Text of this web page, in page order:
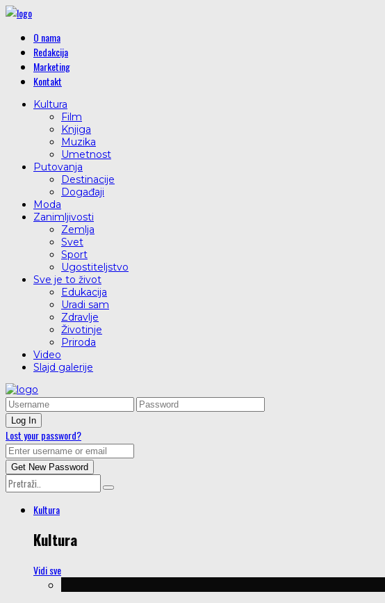
O nama
Redakcija
Marketing
Kontakt
Kultura
Film
Knjiga
Muzika
Umetnost
Putovanja
Destinacije
Događaji
Moda
Zanimljivosti
Zemlja
Svet
Sport
Ugostiteljstvo
Sve je to život
Edukacija
Uradi sam
Zdravlje
Životinje
Priroda
Video
Slajd galerije
Lost your password?
Kultura
Kultura
Vidi sve